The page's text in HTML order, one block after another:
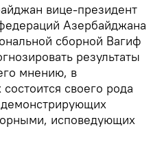
вице-президент
Азербайджана
сборной Вагиф
результаты
мнению, в
своего рода
исповедующих